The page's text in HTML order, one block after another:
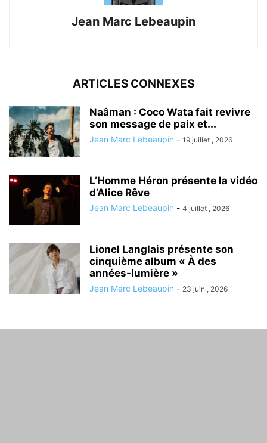
Jean Marc Lebeaupin
ARTICLES CONNEXES
Naâman : Coco Wata fait revivre
son message de paix et...
Jean Marc Lebeaupin - 19 juillet , 2026
L’Homme Héron présente la vidéo
d’Alice Rêve
Jean Marc Lebeaupin - 4 juillet , 2026
Lionel Langlais présente son
cinquième album « À des
années-lumière »
Jean Marc Lebeaupin - 23 juin , 2026